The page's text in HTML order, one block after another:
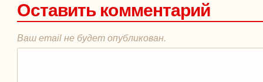
Оставить комментарий
Ваш email не будет опубликован.